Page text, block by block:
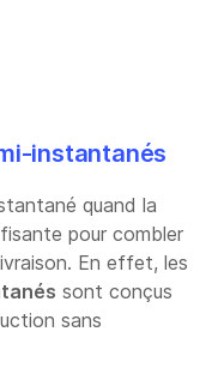
instantanés
quand la
pour combler
En effet, les
sont conçus
sans